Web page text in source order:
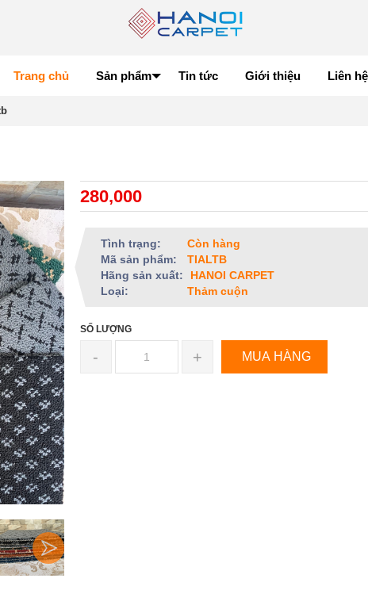
Trang chủ Sản phẩm Tin tức Giới thiệu Liên hệ
280,000
Tình trạng:
Còn hàng
Mã sản phẩm:
TIALTB
Hãng sản xuất:
HANOI CARPET
Loại:
Thảm cuộn
SỐ LƯỢNG
- + MUA HÀNG